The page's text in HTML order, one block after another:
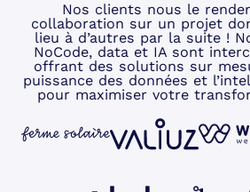
Nos clients nous le
collaboration sur un projet
lieu à d’autres par la suite !
NoCode, data et IA sont
offrant des solutions sur
puissance des données et
pour maximiser votre